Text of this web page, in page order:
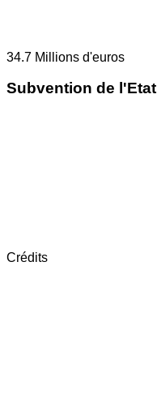
34.7 Millions d'euros
Subvention de l'Etat
Crédits